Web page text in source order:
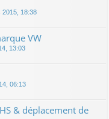
2015, 18:38
VW
13:03
06:13
& déplacement de